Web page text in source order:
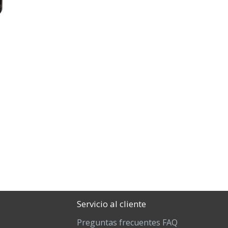
Servicio al cliente
Preguntas frecuentes FAQ